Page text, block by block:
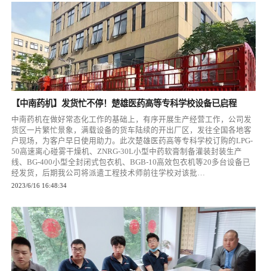
【中南药机】发货忙不停！楚雄医药高等专科学校设备已启程
中南药机在做好常态化工作的基础上，有序开展生产经营工作，公司发
货区一片繁忙景象，满载设备的货车陆续的开出厂区，发往全国各地客
户现场，为客户早日使用助力。此次楚雄医药高等专科学校订购的LPG-
50高速离心碰雾干燥机、ZNRG-30L小型中药软膏制备灌装封装生产
线、BG-400小型全封闭式包衣机、BGB-10高效包衣机等20多台设备已
经发货，后期我公司将派遣工程技术师前往学校对该批…
2023/6/16 16:48:34